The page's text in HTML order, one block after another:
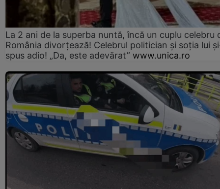
La 2 ani de la superba nuntă, încă un cuplu celebru
România divorțează! Celebrul politician și soția lui
spus adio! „Da, este adevărat” www.unica.ro